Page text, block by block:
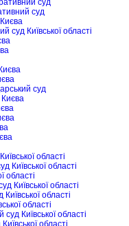
суд
суд
суд Київської області
суд
області
Київської області
області
Київської області
області
області
Київської області